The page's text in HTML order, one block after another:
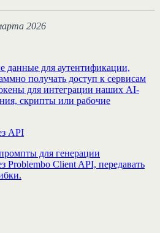
2026
данные для аутентификации,
получать доступ к сервисам
для интеграции наших AI-
скрипты или рабочие
API
для генерации
Problembo Client API, передавать